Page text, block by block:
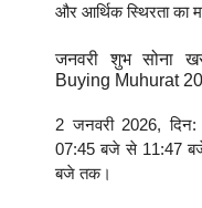
और आर्थिक स्थिरता का
जनवरी शुभ सोना
Buying Muhurat
2 जनवरी 2026,
07:45 बजे से 11:47
बजे तक।